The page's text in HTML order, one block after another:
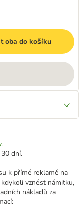
oba do košíku
dní.
k přímé reklamě na
vznést námitku,
nákladů za